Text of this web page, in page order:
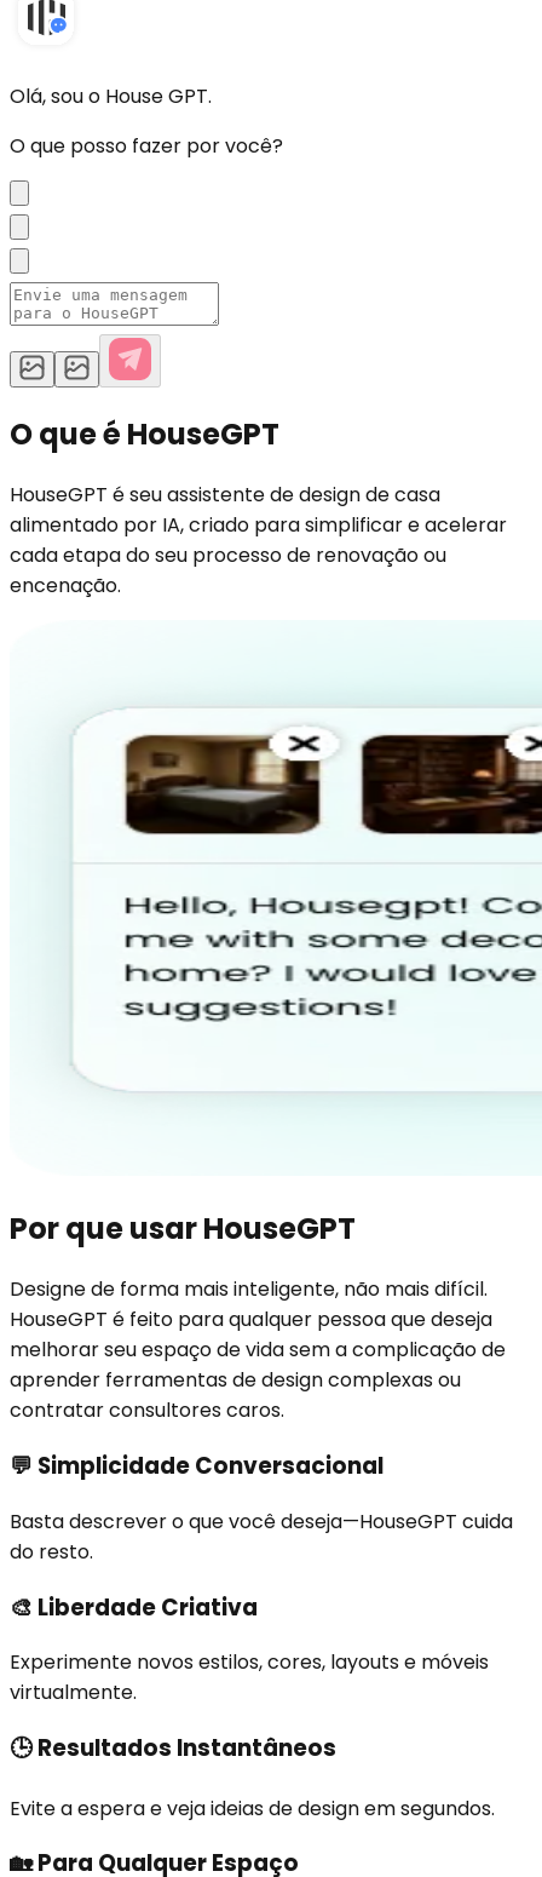
Olá, sou o House GPT.
O que posso fazer por você?
O que é HouseGPT
HouseGPT é seu assistente de design de casa
alimentado por IA, criado para simplificar e acelerar
cada etapa do seu processo de renovação ou
encenação.
Por que usar HouseGPT
Designe de forma mais inteligente, não mais difícil.
HouseGPT é feito para qualquer pessoa que deseja
melhorar seu espaço de vida sem a complicação de
aprender ferramentas de design complexas ou
contratar consultores caros.
💬 Simplicidade Conversacional
Basta descrever o que você deseja—HouseGPT cuida
do resto.
🎨 Liberdade Criativa
Experimente novos estilos, cores, layouts e móveis
virtualmente.
🕒Resultados Instantâneos
Evite a espera e veja ideias de design em segundos.
🏡Para Qualquer Espaço